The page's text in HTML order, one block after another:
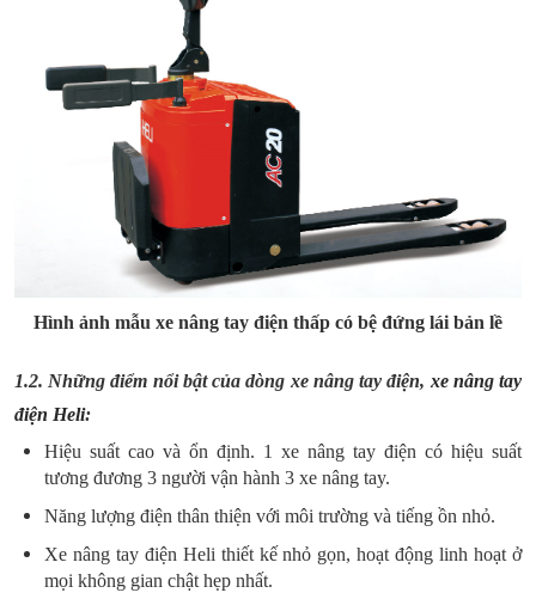
Hình ảnh mẫu xe nâng tay điện thấp có bệ đứng lái bản lề
1.2. Những điểm nổi bật của dòng xe nâng tay điện, xe nâng tay
điện Heli:
Hiệu suất cao và ổn định. 1 xe nâng tay điện có hiệu suất
tương đương 3 người vận hành 3 xe nâng tay.
Năng lượng điện thân thiện với môi trường và tiếng ồn nhỏ.
Xe nâng tay điện Heli thiết kế nhỏ gọn, hoạt động linh hoạt ở
mọi không gian chật hẹp nhất.